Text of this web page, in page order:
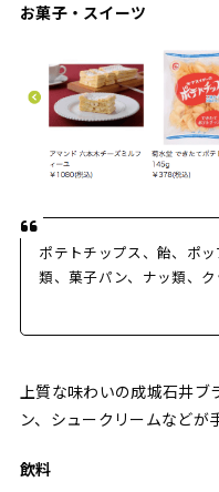
お菓子・スイーツ
ポテトチップス、飴、ポ
類、菓子パン、ナッ類、
上質な味わいの成城石井
ン、シュークリームなどが
飲料